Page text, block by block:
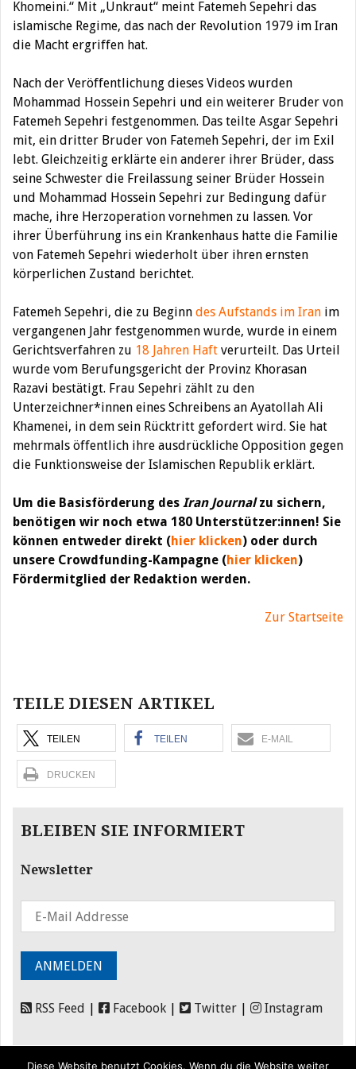
Khomeini.“ Mit „Unkraut“ meint Fatemeh Sepehri das
islamische Regime, das nach der Revolution 1979 im Iran
die Macht ergriffen hat.
Nach der Veröffentlichung dieses Videos wurden
Mohammad Hossein Sepehri und ein weiterer Bruder von
Fatemeh Sepehri festgenommen. Das teilte Asgar Sepehri
mit, ein dritter Bruder von Fatemeh Sepehri, der im Exil
lebt. Gleichzeitig erklärte ein anderer ihrer Brüder, dass
seine Schwester die Freilassung seiner Brüder Hossein
und Mohammad Hossein Sepehri zur Bedingung dafür
mache, ihre Herzoperation vornehmen zu lassen. Vor
ihrer Überführung ins ein Krankenhaus hatte die Familie
von Fatemeh Sepehri wiederholt über ihren ernsten
körperlichen Zustand berichtet.
Fatemeh Sepehri, die zu Beginn des Aufstands im Iran im
vergangenen Jahr festgenommen wurde, wurde in einem
Gerichtsverfahren zu 18 Jahren Haft verurteilt. Das Urteil
wurde vom Berufungsgericht der Provinz Khorasan
Razavi bestätigt. Frau Sepehri zählt zu den
Unterzeichner*innen eines Schreibens an Ayatollah Ali
Khamenei, in dem sein Rücktritt gefordert wird. Sie hat
mehrmals öffentlich ihre ausdrückliche Opposition gegen
die Funktionsweise der Islamischen Republik erklärt.
Um die Basisförderung des Iran Journalzu sichern,
benötigen wir noch etwa 180 Unterstützer:innen! Sie
können entweder direkt (hier klicken) oder durch
unsere Crowdfunding-Kampagne (hier klicken)
Fördermitglied der Redaktion werden.
Zur Startseite
TEILE DIESEN ARTIKEL
TEILEN TEILEN E-MAIL
DRUCKEN
BLEIBEN SIE INFORMIERT
Newsletter
RSS Feed Facebook Twitter Instagram
Diese Website benutzt Cookies. Wenn du die Website weiter